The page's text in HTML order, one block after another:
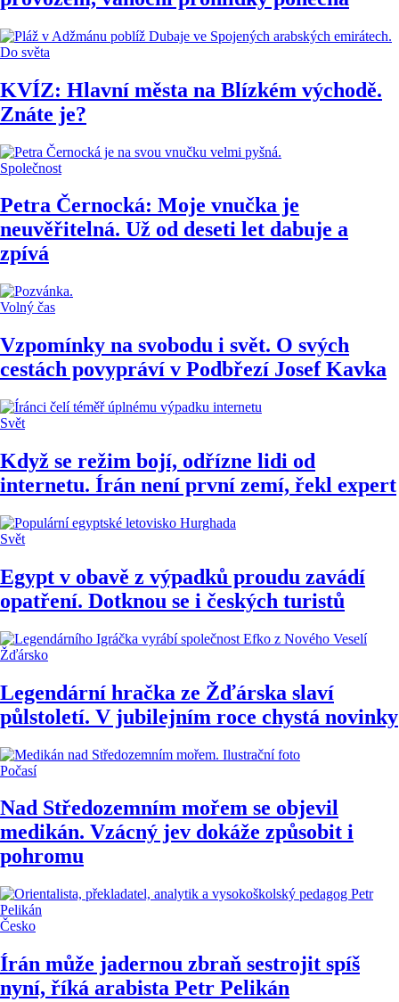
Do světa
KVÍZ: Hlavní města na Blízkém východě.
Znáte je?
Společnost
Petra Černocká: Moje vnučka je
neuvěřitelná. Už od deseti let dabuje a
zpívá
Volný čas
Vzpomínky na svobodu i svět. O svých
cestách povypráví v Podbřezí Josef Kavka
Svět
Když se režim bojí, odřízne lidi od
internetu. Írán není první zemí, řekl expert
Svět
Egypt v obavě z výpadků proudu zavádí
opatření. Dotknou se i českých turistů
Žďársko
Legendární hračka ze Žďárska slaví
půlstoletí. V jubilejním roce chystá novinky
Počasí
Nad Středozemním mořem se objevil
medikán. Vzácný jev dokáže způsobit i
pohromu
Česko
Írán může jadernou zbraň sestrojit spíš
nyní, říká arabista Petr Pelikán